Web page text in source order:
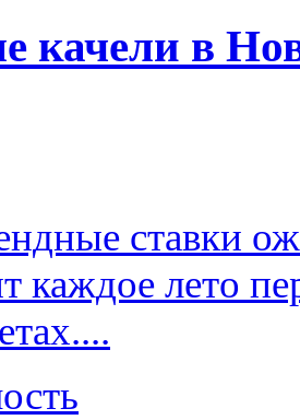
качели в
ставки
каждое лето